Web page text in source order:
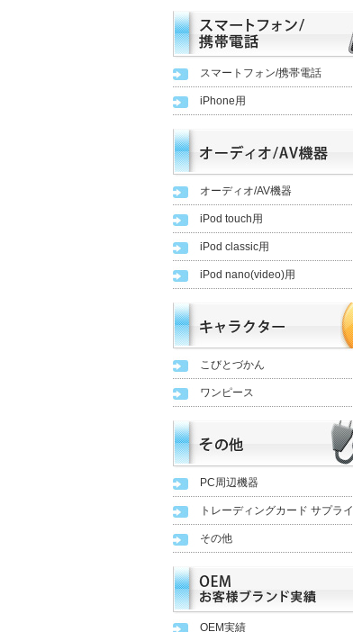
スマートフォン/携帯電話
iPhone用
オーディオ/AV機器
iPod touch用
iPod classic用
iPod nano(video)用
こびとづかん
ワンピース
PC周辺機器
トレーディングカード サプライ
その他
OEM実績